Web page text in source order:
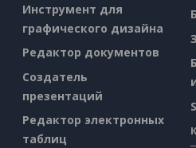
Инструмент для
графического дизайна
Редактор документов
Создатель
презентаций
Редактор электронных
таблиц